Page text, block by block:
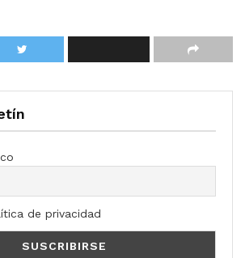
de privacidad